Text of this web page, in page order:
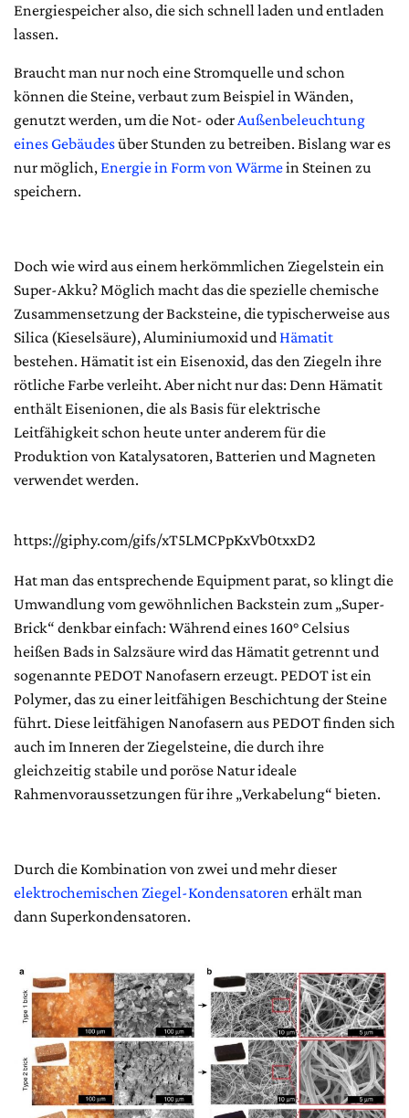
Energiespeicher also, die sich schnell laden und entladen
lassen.
Braucht man nur noch eine Stromquelle und schon
können die Steine, verbaut zum Beispiel in Wänden,
genutzt werden, um die Not- oderAußenbeleuchtung
eines Gebäudesüber Stunden zu betreiben. Bislang war es
nur möglich,Energie in Form von Wärmein Steinen zu
speichern.
Doch wie wird aus einem herkömmlichen Ziegelstein ein
Super-Akku? Möglich macht das die spezielle chemische
Zusammensetzung der Backsteine, die typischerweise aus
Silica (Kieselsäure), Aluminiumoxid undHämatit
bestehen. Hämatit ist ein Eisenoxid, das den Ziegeln ihre
rötliche Farbe verleiht. Aber nicht nur das: Denn Hämatit
enthält Eisenionen, die als Basis für elektrische
Leitfähigkeit schon heute unter anderem für die
Produktion von Katalysatoren, Batterien und Magneten
verwendet werden.
https://giphy.com/gifs/xT5LMCPpKxVb0txxD2
Hat man das entsprechende Equipment parat, so klingt die
Umwandlung vom gewöhnlichen Backstein zum „Super-
Brick“ denkbar einfach: Während eines 160° Celsius
heißen Bads in Salzsäure wird das Hämatit getrennt und
sogenannte PEDOT Nanofasern erzeugt. PEDOT ist ein
Polymer, das zu einer leitfähigen Beschichtung der Steine
führt. Diese leitfähigen Nanofasern aus PEDOT finden sich
auch im Inneren der Ziegelsteine, die durch ihre
gleichzeitig stabile und poröse Natur ideale
Rahmenvoraussetzungen für ihre „Verkabelung“ bieten.
Durch die Kombination von zwei und mehr dieser
elektrochemischen Ziegel-Kondensatorenerhält man
dann Superkondensatoren.